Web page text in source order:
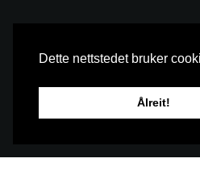
Alle rettigheter reservert •
Dette nettstedet bruker
Ålreit!